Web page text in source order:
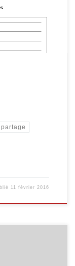
outils […]
partage
11 février 2016